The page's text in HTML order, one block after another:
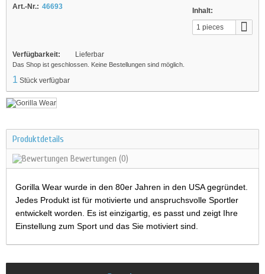
Inhalt:
1 pieces
Art.-Nr.: 46693
Verfügbarkeit: Lieferbar
Das Shop ist geschlossen. Keine Bestellungen sind möglich.
1 Stück verfügbar
Produktdetails
Bewertungen (0)
Gorilla Wear wurde in den 80er Jahren in den USA gegründet.
Jedes Produkt ist für motivierte und anspruchsvolle Sportler
entwickelt worden. Es ist einzigartig, es passt und zeigt Ihre
Einstellung zum Sport und das Sie motiviert sind.